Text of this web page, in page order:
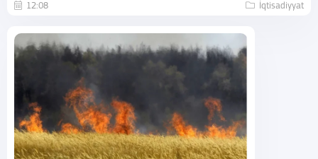
12:08 İqtisadiyyat